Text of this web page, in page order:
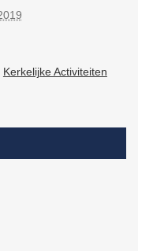
Kerkelijke Activiteiten